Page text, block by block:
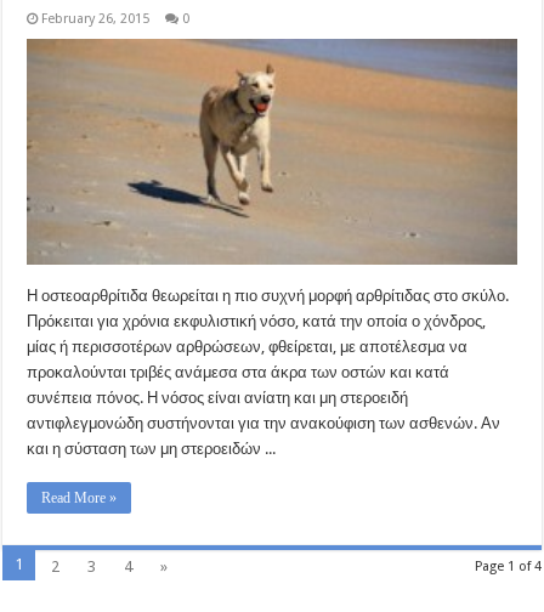
February 26, 2015 0
Η οστεοαρθρίτιδα θεωρείται η πιο συχνή μορφή αρθρίτιδας στο σκύλο.
Πρόκειται για χρόνια εκφυλιστική νόσο, κατά την οποία ο χόνδρος,
μίας ή περισσοτέρων αρθρώσεων, φθείρεται, με αποτέλεσμα να
προκαλούνται τριβές ανάμεσα στα άκρα των οστών και κατά
συνέπεια πόνος. Η νόσος είναι ανίατη και μη στεροειδή
αντιφλεγμονώδη συστήνονται για την ανακούφιση των ασθενών. Αν
και η σύσταση των μη στεροειδών ...
Read More »
Page 1 of 4
1 2 3 4 »